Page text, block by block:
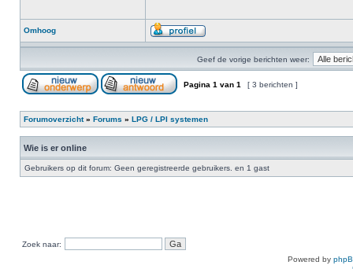
Omhoog
Geef de vorige berichten weer:
Pagina 1 van 1 [ 3 berichten ]
Forumoverzicht» Forums » LPG / LPI systemen
Wie is er online
Gebruikers op dit forum: Geen geregistreerde gebruikers. en 1 gast
Zoek naar:
Powered by